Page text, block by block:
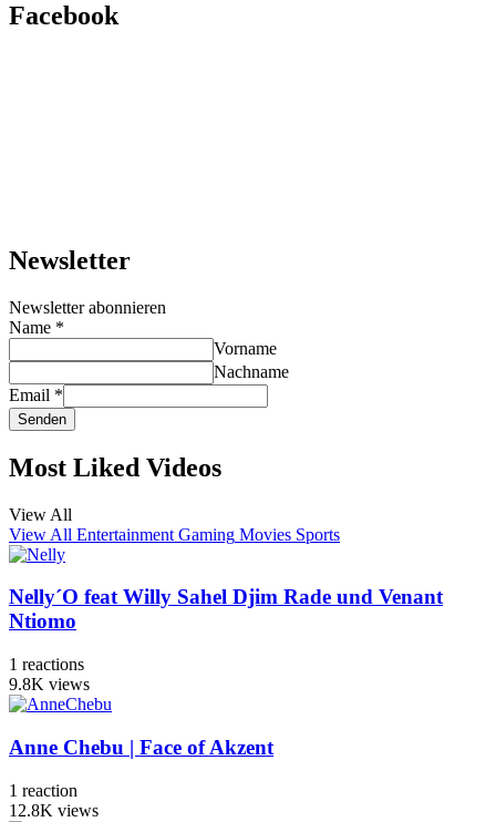
Facebook
Newsletter
Newsletter abonnieren
Name *
Vorname
Nachname
Email *
Senden
Most Liked Videos
View All
View All Entertainment Gaming Movies Sports
Nelly´O feat Willy Sahel Djim Rade und Venant
Ntiomo
1 reactions
9.8K views
Anne Chebu | Face of Akzent
1 reaction
12.8K views